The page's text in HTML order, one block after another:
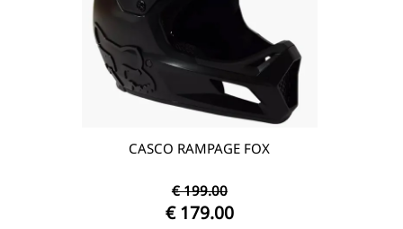
CASCO RAMPAGE FOX
€ 199.00
€ 179.00